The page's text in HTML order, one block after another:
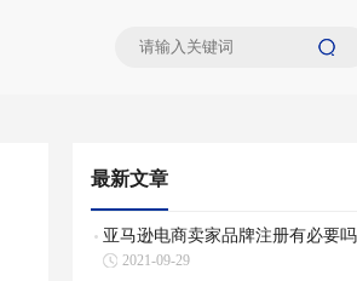
最新文章
亚马逊电商卖家品牌注册有必要吗
2021-09-29